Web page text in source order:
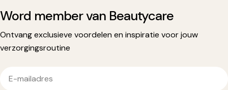
Word member van Beautycare
Ontvang exclusieve voordelen en inspiratie voor jouw
verzorgingsroutine